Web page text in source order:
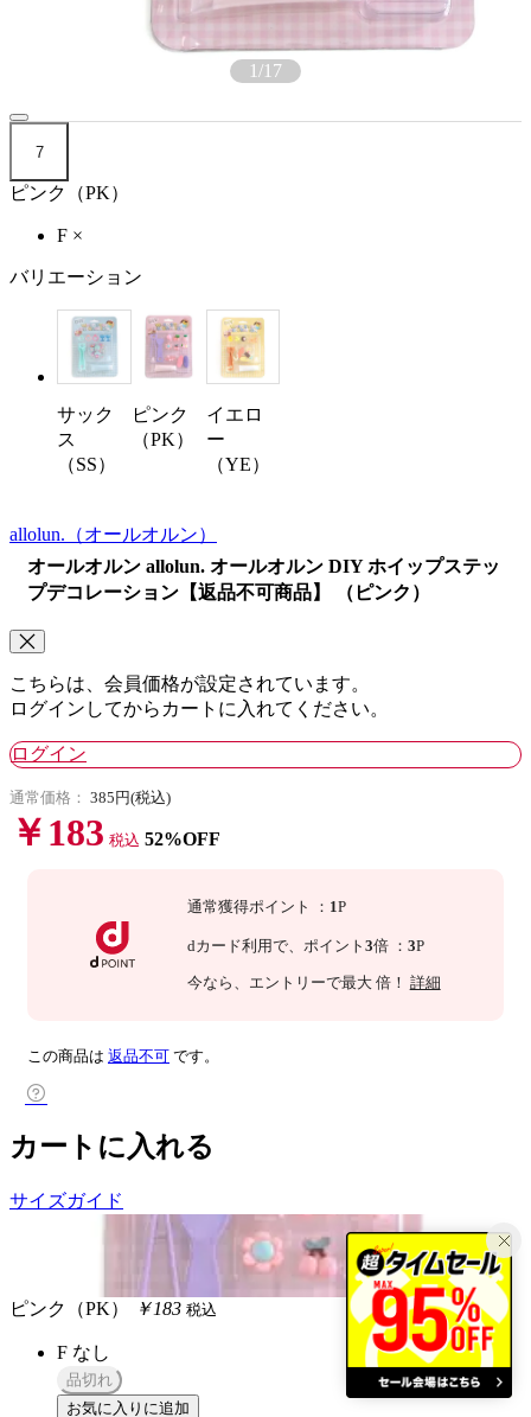
1/17
7
ピンク（PK）
F ×
バリエーション
サック
ス
（SS）
ピンク
（PK）
イエロ
ー
（YE）
allolun. （オールオルン）
オールオルン allolun. オールオルン DIY ホイップステッ
プデコレーション【返品不可商品】 （ピンク）
こちらは、会員価格が設定されています。
ログインしてからカートに入れてください。
ログイン
通常価格： 385円(税込)
￥183 税込 52%OFF
通常獲得ポイント ： 1P
dカード利用で、 ポイント 3倍 ： 3P
今なら 、エントリーで最大 倍！ 詳細
この商品は 返品不可 です。
カートに入れる
サイズガイド
ピンク（PK） ￥183 税込
F なし
品切れ
お気に入りに追加